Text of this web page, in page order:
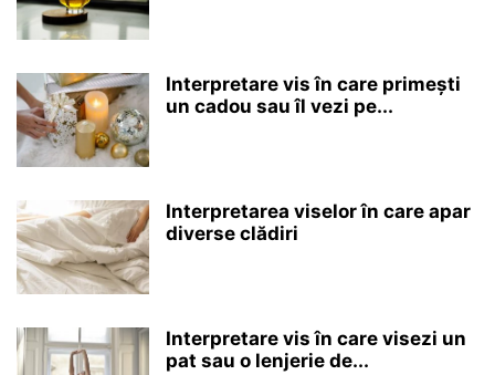
Interpretare vis în care primești
un cadou sau îl vezi pe...
Interpretarea viselor în care apar
diverse clădiri
Interpretare vis în care visezi un
pat sau o lenjerie de...